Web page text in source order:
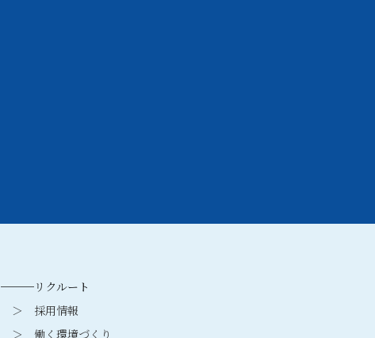
───リクルート
＞ 採用情報
＞ 働く環境づくり